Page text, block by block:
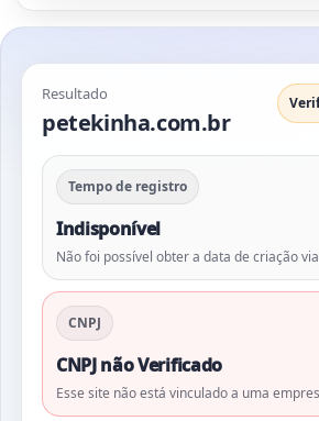
Resultado
petekinha.com.br
Tempo de registro
Indisponível
Não foi possível obter a data de criação via
CNPJ
CNPJ não Verificado
Esse site não está vinculado a uma